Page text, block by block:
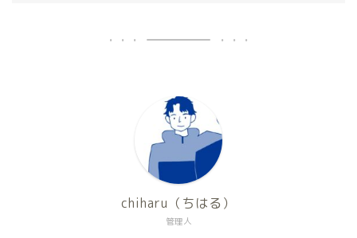
管理人
chiharu（ちはる）